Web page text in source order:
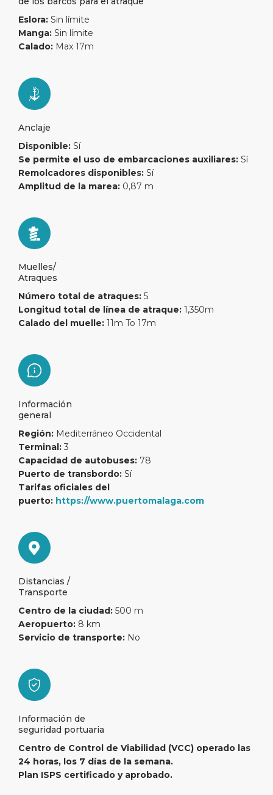
Eslora: Sin límite
Manga: Sin límite
Calado: Max 17m
Anclaje
Disponible: Sí
Se permite el uso de embarcaciones auxiliares: Sí
Remolcadores disponibles: Sí
Amplitud de la marea: 0,87 m
Muelles/
Atraques
Número total de atraques: 5
Longitud total de línea de atraque: 1,350m
Calado del muelle: 11m To 17m
Información
general
Región: Mediterráneo Occidental
Terminal: 3
Capacidad de autobuses: 78
Puerto de transbordo: Sí
Tarifas oficiales del
puerto: https://www.puertomalaga.com
Distancias /
Transporte
Centro de la ciudad: 500 m
Aeropuerto: 8 km
Servicio de transporte: No
Información de
seguridad portuaria
Centro de Control de Viabilidad (VCC) operado las
24 horas, los 7 días de la semana.
Plan ISPS certificado y aprobado.